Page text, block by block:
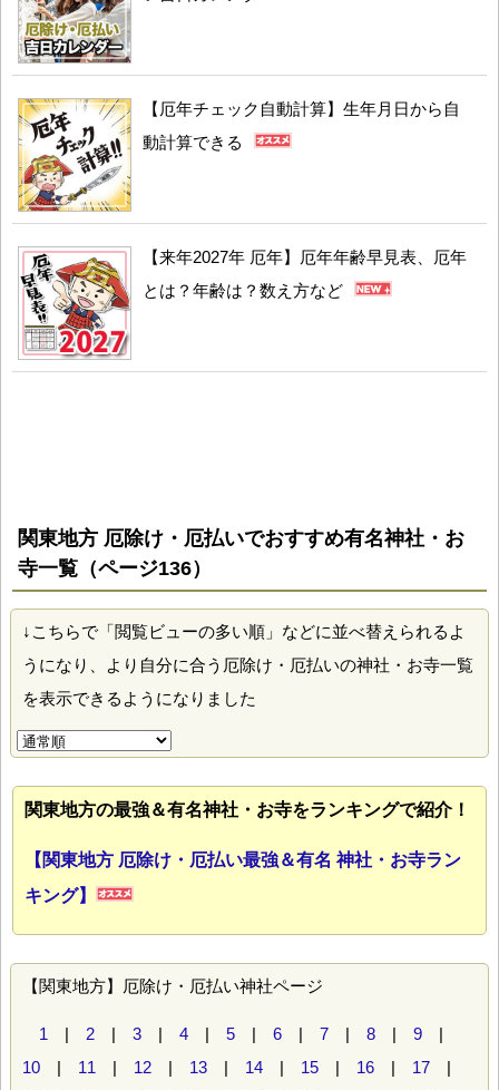
【厄年チェック自動計算】生年月日から自
動計算できる
【来年2027年 厄年】厄年年齢早見表、厄年
とは？年齢は？数え方など
関東地方 厄除け・厄払いでおすすめ有名神社・お
寺一覧（ページ136）
↓こちらで「閲覧ビューの多い順」などに並べ替えられるよ
うになり、より自分に合う厄除け・厄払いの神社・お寺一覧
を表示できるようになりました
関東地方の最強＆有名神社・お寺をランキングで紹介！
【関東地方 厄除け・厄払い最強＆有名 神社・お寺ラン
キング】
【関東地方】厄除け・厄払い神社ページ
1 | 2 | 3 | 4 | 5 | 6 | 7 | 8 | 9 |
10 | 11 | 12 | 13 | 14 | 15 | 16 | 17 |